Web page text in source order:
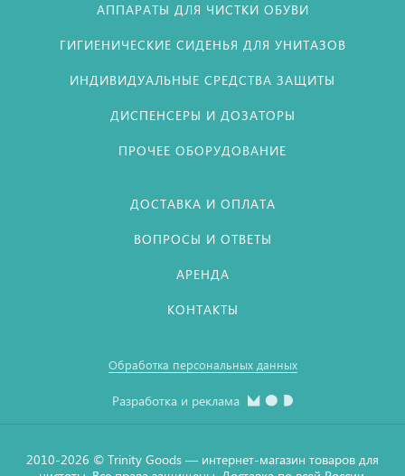
АППАРАТЫ ДЛЯ ЧИСТКИ ОБУВИ
ГИГИЕНИЧЕСКИЕ СИДЕНЬЯ ДЛЯ УНИТАЗОВ
ИНДИВИДУАЛЬНЫЕ СРЕДСТВА ЗАЩИТЫ
ДИСПЕНСЕРЫ И ДОЗАТОРЫ
ПРОЧЕЕ ОБОРУДОВАНИЕ
ДОСТАВКА И ОПЛАТА
ВОПРОСЫ И ОТВЕТЫ
АРЕНДА
КОНТАКТЫ
Обработка персональных данных
Разработка и реклама
2010-2026 © Тrinity Goods — интернет-магазин товаров для